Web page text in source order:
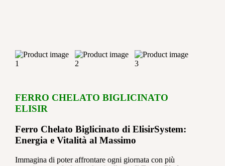
FERRO CHELATO BIGLICINATO
ELISIR
Ferro Chelato Biglicinato di ElisirSystem:
Energia e Vitalità al Massimo
Immagina di poter affrontare ogni giornata con più